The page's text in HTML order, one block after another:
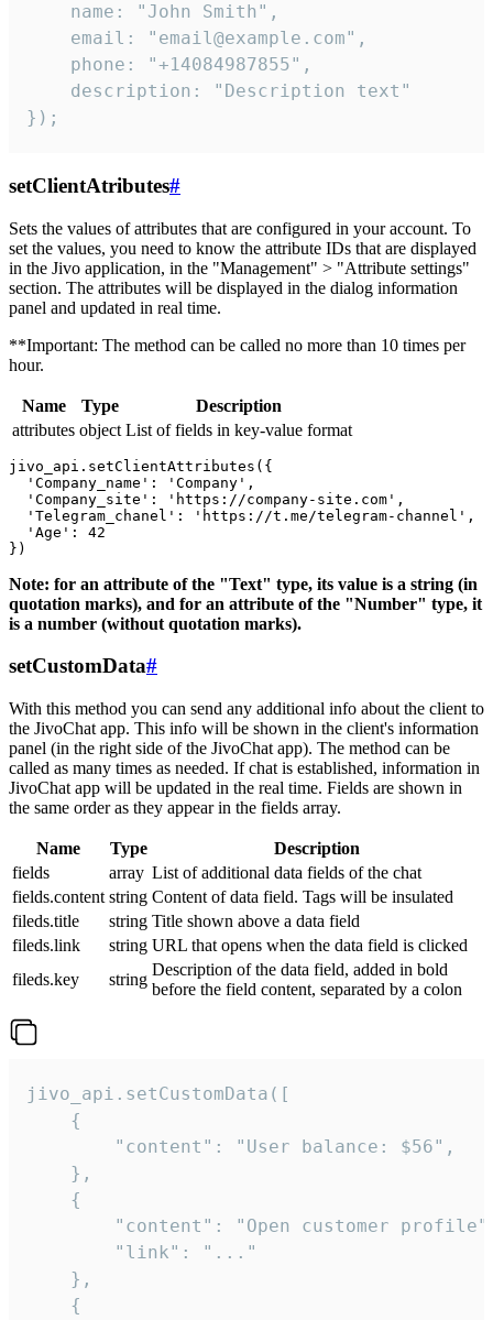
    name: "John Smith",
    email: "email@example.com",
    phone: "+14084987855",
    description: "Description text"
});
setClientAtributes#
Sets the values ​​of attributes that are configured in your account. To
set the values, you need to know the attribute IDs that are displayed
in the Jivo application, in the "Management" > "Attribute settings"
section. The attributes will be displayed in the dialog information
panel and updated in real time.
**Important: The method can be called no more than 10 times per
hour.
Name Type
Description
attributes object List of fields in key-value format
jivo_api.setClientAttributes({
  'Company_name': 'Company',
  'Company_site': 'https://company-site.com',
  'Telegram_chanel': 'https://t.me/telegram-channel',
  'Age': 42
Note: for an attribute of the "Text" type, its value is a string (in
quotation marks), and for an attribute of the "Number" type, it
is a number (without quotation marks).
setCustomData#
With this method you can send any additional info about the client to
the JivoChat app. This info will be shown in the client's information
panel (in the right side of the JivoChat app). The method can be
called as many times as needed. If chat is established, information in
JivoChat app will be updated in the real time. Fields are shown in
the same order as they appear in the fields array.
Name Type
Description
fields
array List of additional data fields of the chat
fields.content string Content of data field. Tags will be insulated
fileds.title
string Title shown above a data field
fileds.link
string URL that opens when the data field is clicked
fileds.key
string
Description of the data field, added in bold
before the field content, separated by a colon
jivo_api.setCustomData([
    {
        "content": "User balance: $56",
    },
    {
"content": "Open customer
        "link": "..."
    },
    {